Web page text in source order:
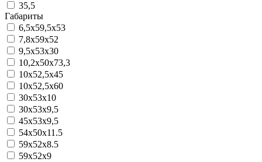
35,5
Габариты
6,5х59,5х53
7,8х59х52
9,5х53х30
10,2х50х73,3
10х52,5х45
10х52,5х60
30x53x10
30х53х9,5
45х53х9,5
54x50x11.5
59x52x8.5
59x52x9